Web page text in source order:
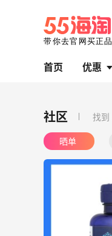
首页 优惠
找到
晒单